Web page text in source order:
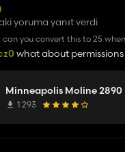
yoruma yanıt verdi
can you convert this to 25
chancewhat about
Minneapolis Moline 2890
1 293